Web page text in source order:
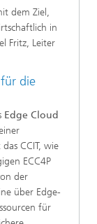
dem Ziel,
in
Fritz, Leiter
die
Edge Cloud
CCIT, wie
ECC4P
der
über Edge-
für